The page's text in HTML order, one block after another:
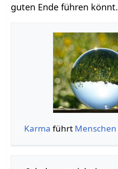
guten Ende führen könnt.
Karma führt Menschen